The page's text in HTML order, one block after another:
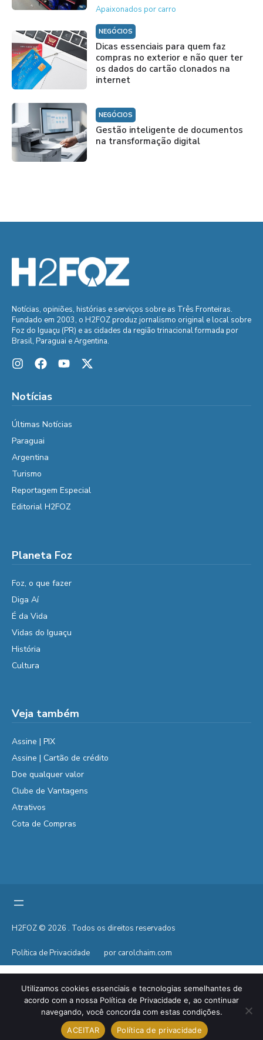
Apaixonados por carro
NEGÓCIOS
Dicas essenciais para quem faz
compras no exterior e não quer ter
os dados do cartão clonados na
internet
NEGÓCIOS
Gestão inteligente de documentos
na transformação digital
Notícias, opiniões, histórias e serviços sobre as Três Fronteiras.
Fundado em 2003, o H2FOZ produz jornalismo original e local sobre
Foz do Iguaçu (PR) e as cidades da região trinacional formada por
Brasil, Paraguai e Argentina.
Notícias
Últimas Notícias
Paraguai
Argentina
Turismo
Reportagem Especial
Editorial H2FOZ
Planeta Foz
Foz, o que fazer
Diga Aí
É da Vida
Vidas do Iguaçu
História
Cultura
Veja também
Assine | PIX
Assine | Cartão de crédito
Doe qualquer valor
Clube de Vantagens
Atrativos
Cota de Compras
H2FOZ © 2026 . Todos os direitos reservados
Política de Privacidade por carolchaim.com
Utilizamos cookies essenciais e tecnologias semelhantes de
acordo com a nossa Política de Privacidade e, ao continuar
navegando, você concorda com estas condições.
ACEITAR
Política de privacidade